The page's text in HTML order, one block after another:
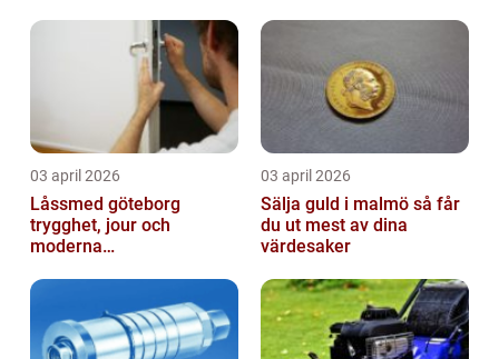
03 april 2026
Låssmed göteborg
trygghet, jour och
moderna
03 april 2026
Sälja guld i malmö så får
du ut mest av dina
värdesaker